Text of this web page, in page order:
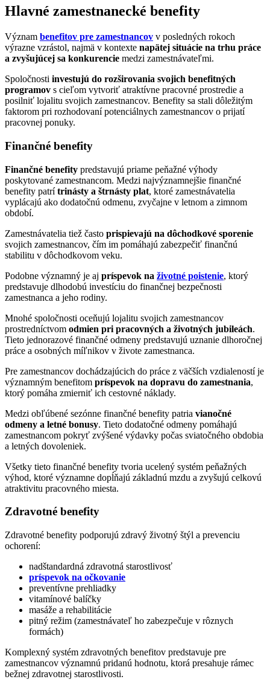
Hlavné zamestnanecké benefity
Význam benefitov pre zamestnancov v posledných rokoch
výrazne vzrástol, najmä v kontexte napätej situácie na trhu práce
a zvyšujúcej sa konkurencie medzi zamestnávateľmi.
Spoločnosti investujú do rozširovania svojich benefitných
programov s cieľom vytvoriť atraktívne pracovné prostredie a
posilniť lojalitu svojich zamestnancov. Benefity sa stali dôležitým
faktorom pri rozhodovaní potenciálnych zamestnancov o prijatí
pracovnej ponuky.
Finančné benefity
Finančné benefity predstavujú priame peňažné výhody
poskytované zamestnancom. Medzi najvýznamnejšie finančné
benefity patrítrinásty a štrnásty plat, ktoré zamestnávatelia
vyplácajú ako dodatočnú odmenu, zvyčajne v letnom a zimnom
období.
Zamestnávatelia tiež často prispievajú na dôchodkové sporenie
svojich zamestnancov, čím im pomáhajú zabezpečiť finančnú
stabilitu v dôchodkovom veku.
Podobne významný je aj príspevok na životné poistenie, ktorý
predstavuje dlhodobú investíciu do finančnej bezpečnosti
zamestnanca a jeho rodiny.
Mnohé spoločnosti oceňujú lojalitu svojich zamestnancov
prostredníctvom odmien pri pracovných a životných jubileách.
Tieto jednorazové finančné odmeny predstavujú uznanie dlhoročnej
práce a osobných míľnikov v živote zamestnanca.
Pre zamestnancov dochádzajúcich do práce z väčších vzdialeností je
významným benefitom príspevok na dopravu do zamestnania,
ktorý pomáha zmierniť ich cestovné náklady.
Medzi obľúbené sezónne finančné benefity patria vianočné
odmeny a letné bonusy. Tieto dodatočné odmeny pomáhajú
zamestnancom pokryť zvýšené výdavky počas sviatočného obdobia
a letných dovoleniek.
Všetky tieto finančné benefity tvoria ucelený systém peňažných
výhod, ktoré významne dopĺňajú základnú mzdu a zvyšujú celkovú
atraktivitu pracovného miesta.
Zdravotné benefity
Zdravotné benefity podporujú zdravý životný štýl a prevenciu
ochorení:
nadštandardná zdravotná starostlivosť
príspevok na očkovanie
preventívne prehliadky
vitamínové balíčky
masáže a rehabilitácie
pitný režim (zamestnávateľ ho zabezpečuje v rôznych
formách)
Komplexný systém zdravotných benefitov predstavuje pre
zamestnancov významnú pridanú hodnotu, ktorá presahuje rámec
bežnej zdravotnej starostlivosti.